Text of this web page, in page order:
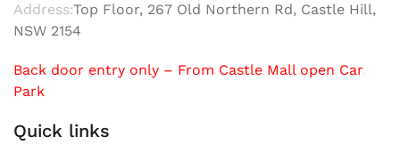
Address:Top Floor, 267 Old Northern Rd, Castle Hill,
NSW 2154
Back door entry only – From Castle Mall open Car
Park
Quick links